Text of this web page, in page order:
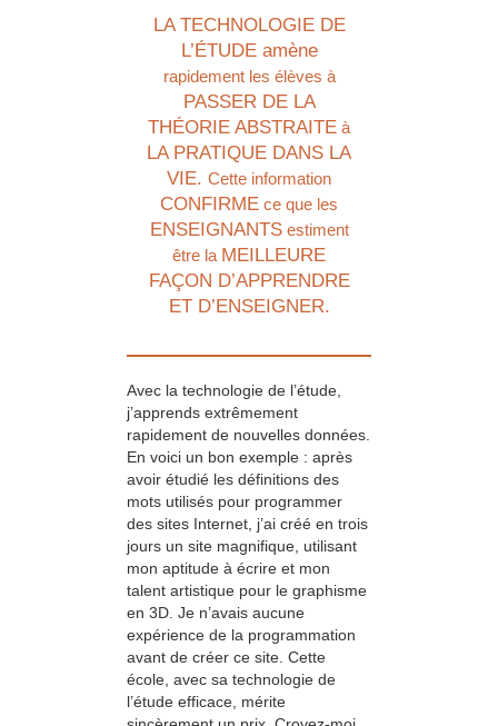
LA TECHNOLOGIE DE
L’ÉTUDE amène
rapidement les élèves à
PASSER DE LA
THÉORIE ABSTRAITE à
LA PRATIQUE DANS LA
VIE. Cette information
CONFIRME ce que les
ENSEIGNANTSestiment
être la MEILLEURE
FAÇON D’APPRENDRE
ET D’ENSEIGNER.
Avec la technologie de l’étude,
j’apprends extrêmement
rapidement de nouvelles données.
En voici un bon exemple : après
avoir étudié les définitions des
mots utilisés pour programmer
des sites Internet, j’ai créé en trois
jours un site magnifique, utilisant
mon aptitude à écrire et mon
talent artistique pour le graphisme
en 3D. Je n’avais aucune
expérience de la programmation
avant de créer ce site. Cette
école, avec sa technologie de
l’étude efficace, mérite